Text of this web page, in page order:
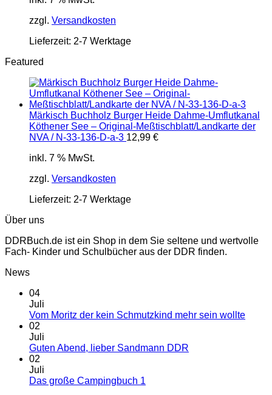
zzgl. Versandkosten
Lieferzeit: 2-7 Werktage
Featured
Märkisch Buchholz Burger Heide Dahme-Umflutkanal
Köthener See – Original-Meßtischblatt/Landkarte der
NVA / N-33-136-D-a-3 12,99 €
inkl. 7 % MwSt.
zzgl. Versandkosten
Lieferzeit: 2-7 Werktage
Über uns
DDRBuch.de ist ein Shop in dem Sie seltene und wertvolle
Fach- Kinder und Schulbücher aus der DDR finden.
News
04
Juli
Vom Moritz der kein Schmutzkind mehr sein wollte
02
Juli
Guten Abend, lieber Sandmann DDR
02
Juli
Das große Campingbuch 1